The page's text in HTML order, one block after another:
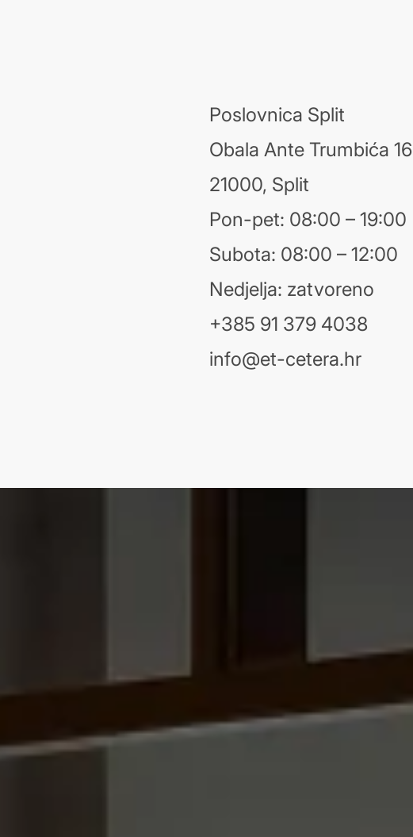
Poslovnica Split
Obala Ante Trumbića 16
21000, Split
Pon-pet: 08:00 – 19:00
Subota: 08:00 – 12:00
Nedjelja: zatvoreno
+385 91 379 4038
info@et-cetera.hr